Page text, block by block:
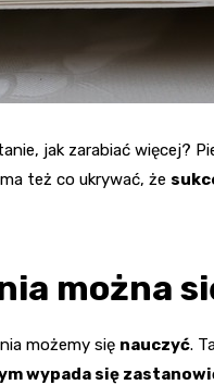
jak zarabiać więcej?
też co ukrywać, że
można
możemy się nauczyć.
wypada się